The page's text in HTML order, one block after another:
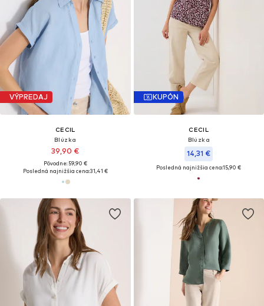
VÝPREDAJ
CECIL
Blúzka
39,90 €
Pôvodne: 59,90 €
Posledná najnižšia cena:31,41 €
KUPÓN
CECIL
Blúzka
14,31 €
Posledná najnižšia cena:15,90 €